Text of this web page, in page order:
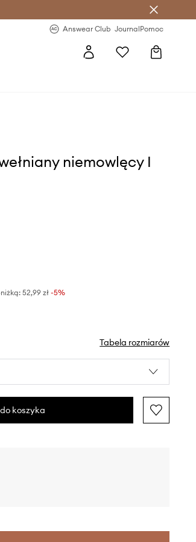
Answear Club JournalPomoc
niemowlęcy I
52,99 zł -5%
Tabela rozmiarów
koszyka